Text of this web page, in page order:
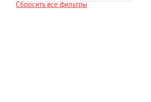
Сбросить все фильтры